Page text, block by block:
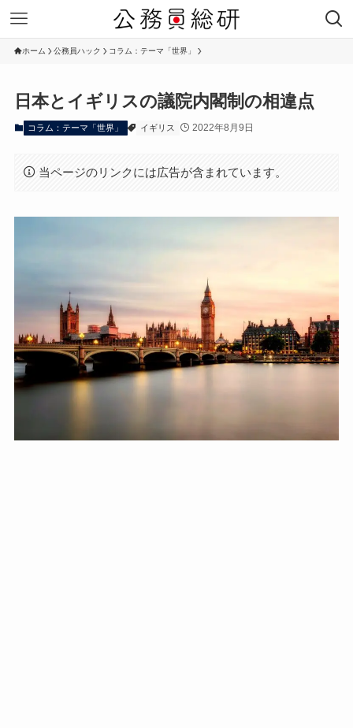
ホーム 公務員ハック コラム：テーマ「世界」
日本とイギリスの議院内閣制の相違点
コラム：テーマ「世界」 イギリス 2022年8月9日
当ページのリンクには広告が含まれています。